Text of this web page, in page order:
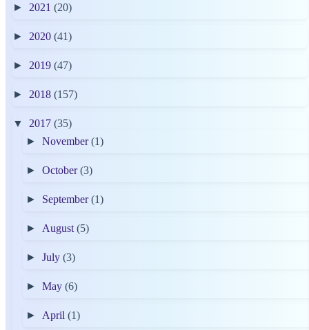
► 2021 (20)
► 2020 (41)
► 2019 (47)
► 2018 (157)
▼ 2017 (35)
►November(1)
►October(3)
► September(1)
► August(5)
►July(3)
►May(6)
► April(1)